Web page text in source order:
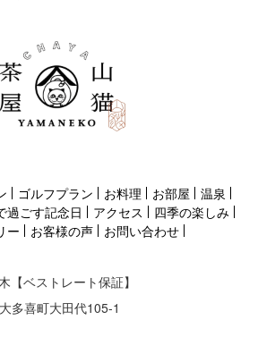
ゴルフプラン お料理 お部屋
温泉
過ごす記念日 アクセス
四季の楽しみ
ー お客様の声
お問い合わせ
【ベストレート保証】
大多喜町大田代105-1